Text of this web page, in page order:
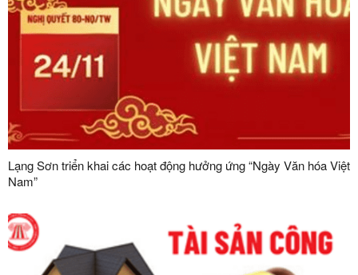
Lạng Sơn triển khai các hoạt động hưởng ứng “Ngày Văn hóa Việt
Nam”